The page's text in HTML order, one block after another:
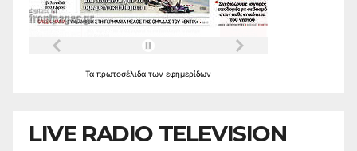
Τα πρωτοσέλιδα των εφημερίδων
LIVE RADIO TELEVISION